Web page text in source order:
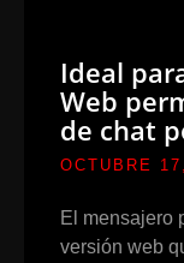
Ideal
Web
de chat
OCTUBRE
El mensajero
versión web